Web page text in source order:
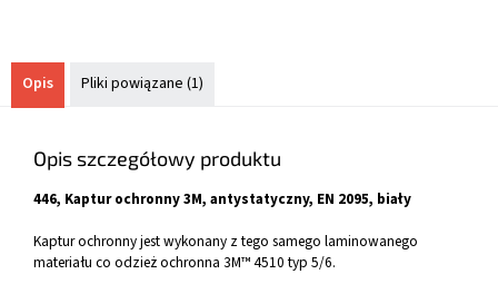
Opis Pliki powiązane (1)
Opis szczegółowy produktu
446, Kaptur ochronny 3M, antystatyczny, EN 2095, biały
Kaptur ochronny jest wykonany z tego samego laminowanego
materiału co odzież ochronna 3M™ 4510 typ 5/6.